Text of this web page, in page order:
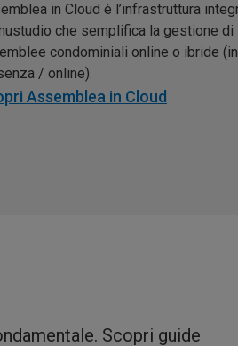
in Cloud è l’infrastruttura
che semplifica la gestione di
condominiali online o ibride (in
/ online).
Assemblea in Cloud
Scopri guide